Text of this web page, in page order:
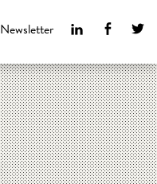
LinkedIn
Newsletter